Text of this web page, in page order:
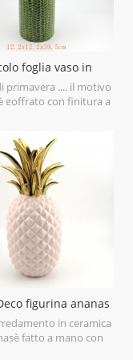
foglia vaso in
verde lime
primavera .... il motivo
goffrato con finitura a
in gres porcellanato in
ottieni più umore
prova questovaso in
verde lime.
figurina ananas
oro galvanica oro
in ceramica
fatto a mano con